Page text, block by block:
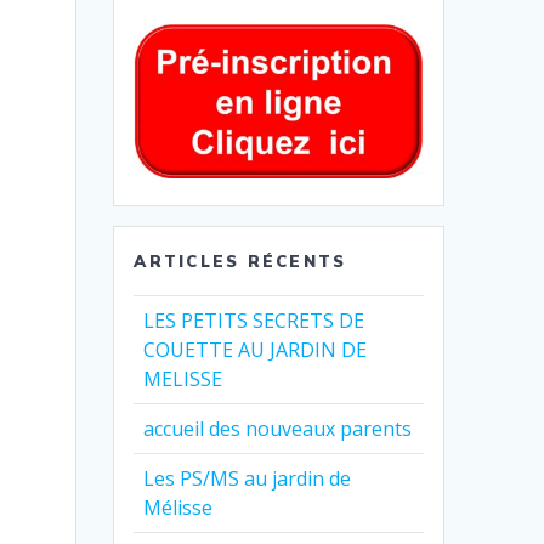
ARTICLES RÉCENTS
LES PETITS SECRETS DE
COUETTE AU JARDIN DE
MELISSE
accueil des nouveaux parents
Les PS/MS au jardin de
Mélisse